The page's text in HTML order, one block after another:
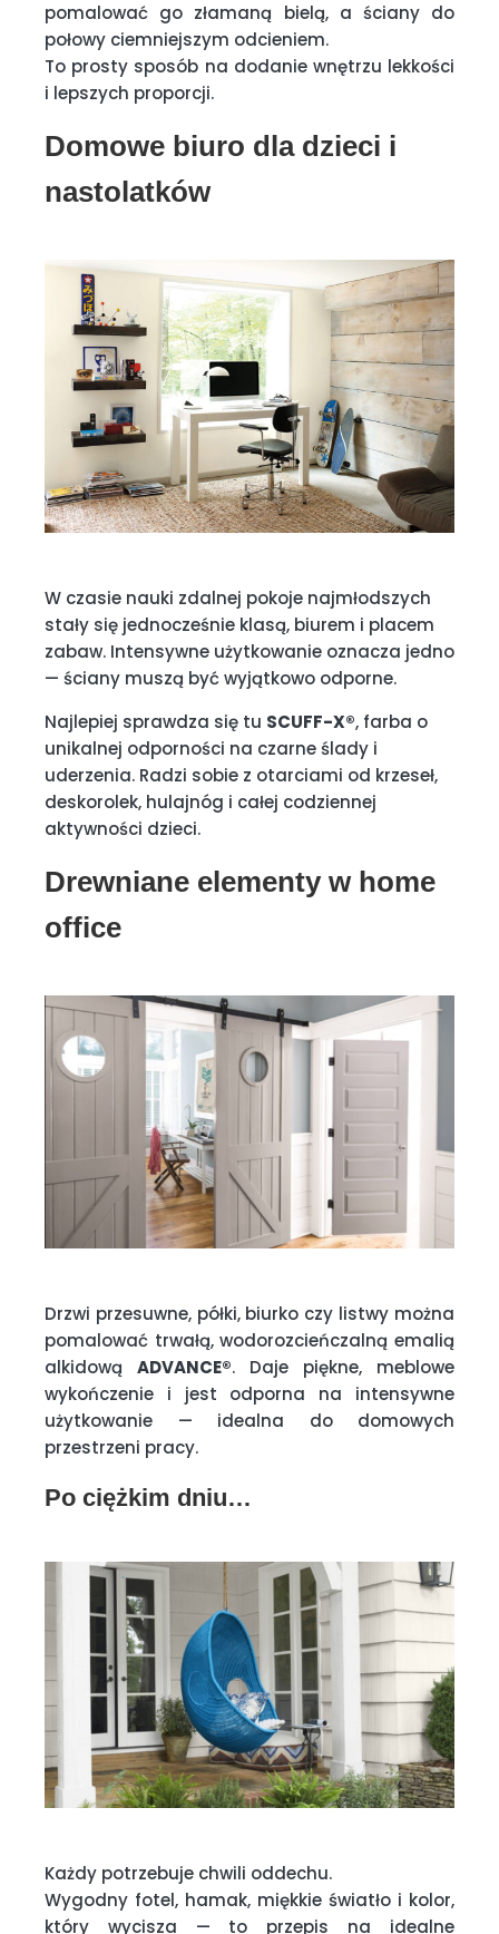
pomalować go złamaną bielą, a ściany do
połowy ciemniejszym odcieniem.
To prosty sposób na dodanie wnętrzu lekkości
i lepszych proporcji.
Domowe biuro dla dzieci i
nastolatków
W czasie nauki zdalnej pokoje najmłodszych
stały się jednocześnie klasą, biurem i placem
zabaw. Intensywne użytkowanie oznacza jedno
— ściany muszą być wyjątkowo odporne.
Najlepiej sprawdza się tu SCUFF-X®, farba o
unikalnej odporności na czarne ślady i
uderzenia. Radzi sobie z otarciami od krzeseł,
deskorolek, hulajnóg i całej codziennej
aktywności dzieci.
Drewniane elementy w home
office
Drzwi przesuwne, półki, biurko czy listwy można
pomalować trwałą, wodorozcieńczalną emalią
alkidową ADVANCE®. Daje piękne, meblowe
wykończenie i jest odporna na intensywne
użytkowanie — idealna do domowych
przestrzeni pracy.
Po ciężkim dniu…
Każdy potrzebuje chwili oddechu.
Wygodny fotel, hamak, miękkie światło i kolor,
który wycisza — to przepis na idealne